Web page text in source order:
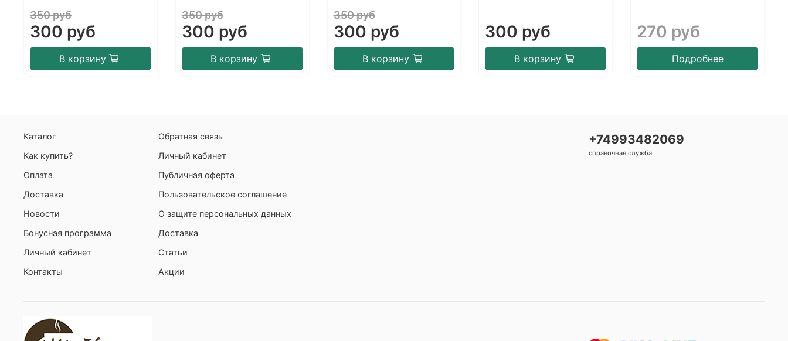
350 руб
300 руб
В корзину
350 руб
300 руб
В корзину
350 руб
300 руб
В корзину
300 руб
В корзину
270 руб
Подробнее
Каталог
Как купить?
Оплата
Доставка
Новости
Бонусная программа
Личный кабинет
Контакты
Обратная связь
Личный кабинет
Публичная оферта
Пользовательское соглашение
О защите персональных данных
Доставка
Статьи
Акции
+74993482069
справочная служба